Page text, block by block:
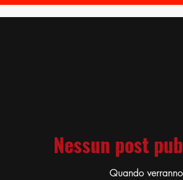
Nessun post
Quando